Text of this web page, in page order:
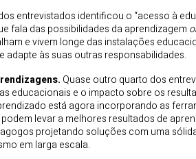
entrevistados identificou o “acesso à
fala das possibilidades da aprendizagem
e vivem longe das instalações
adapte às suas outras responsabilidades.
Quase outro quarto dos
educacionais e o impacto sobre os
está agora incorporando as
levar a melhores resultados de
projetando soluções com uma
em larga escala.